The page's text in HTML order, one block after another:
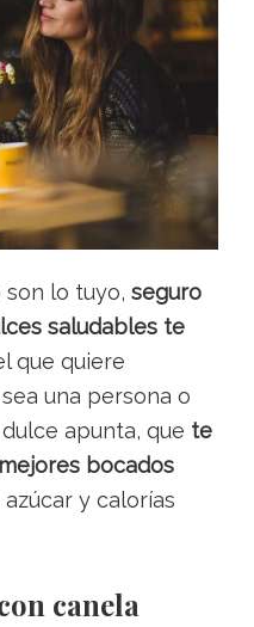
son lo tuyo, seguro
saludables te
que quiere
una persona o
apunta, que te
bocados
y calorías
canela